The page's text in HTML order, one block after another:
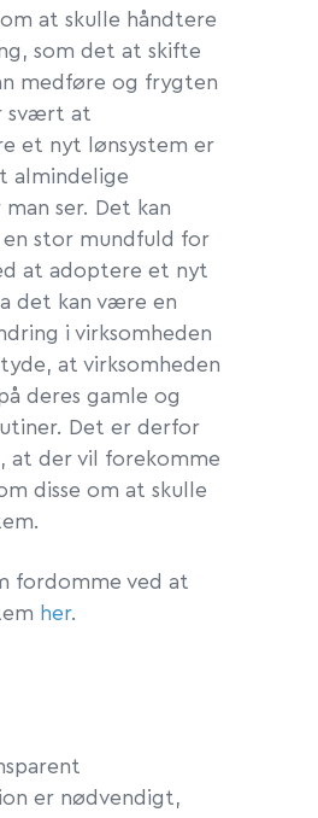
at skulle håndtere
som det at skifte
medføre og frygten
svært at
et nyt lønsystem er
almindelige
ser. Det kan
stor mundfuld for
at adoptere et nyt
det kan være en
i virksomheden
at virksomheden
deres gamle og
Det er derfor
at der vil forekomme
disse om at skulle
fordomme ved at
her.
er nødvendigt,